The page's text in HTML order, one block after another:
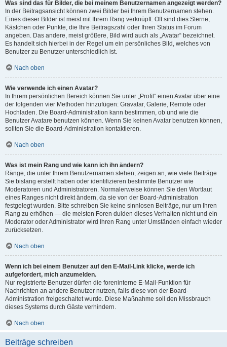
Was sind das für Bilder, die bei meinem Benutzernamen angezeigt werden?
In der Beitragsansicht können zwei Bilder bei Ihrem Benutzernamen stehen.
Eines dieser Bilder ist meist mit Ihrem Rang verknüpft: Oft sind dies Sterne,
Kästchen oder Punkte, die Ihre Beitragszahl oder Ihren Status im Forum
angeben. Das andere, meist größere, Bild wird auch als „Avatar“ bezeichnet.
Es handelt sich hierbei in der Regel um ein persönliches Bild, welches von
Benutzer zu Benutzer unterschiedlich ist.
Nach oben
Wie verwende ich einen Avatar?
In Ihrem persönlichen Bereich können Sie unter „Profil“ einen Avatar über eine
der folgenden vier Methoden hinzufügen: Gravatar, Galerie, Remote oder
Hochladen. Die Board-Administration kann bestimmen, ob und wie die
Benutzer Avatare benutzen können. Wenn Sie keinen Avatar benutzen können,
sollten Sie die Board-Administration kontaktieren.
Nach oben
Was ist mein Rang und wie kann ich ihn ändern?
Ränge, die unter Ihrem Benutzernamen stehen, zeigen an, wie viele Beiträge
Sie bislang erstellt haben oder identifizieren bestimmte Benutzer wie
Moderatoren und Administratoren. Normalerweise können Sie den Wortlaut
eines Ranges nicht direkt ändern, da sie von der Board-Administration
festgelegt wurden. Bitte schreiben Sie keine sinnlosen Beiträge, nur um Ihren
Rang zu erhöhen — die meisten Foren dulden dieses Verhalten nicht und ein
Moderator oder Administrator wird Ihren Rang unter Umständen einfach wieder
zurücksetzen.
Nach oben
Wenn ich bei einem Benutzer auf den E-Mail-Link klicke, werde ich
aufgefordert, mich anzumelden.
Nur registrierte Benutzer dürfen die foreninterne E-Mail-Funktion für
Nachrichten an andere Benutzer nutzen, falls diese von der Board-
Administration freigeschaltet wurde. Diese Maßnahme soll den Missbrauch
dieses Systems durch Gäste verhindern.
Nach oben
Beiträge schreiben